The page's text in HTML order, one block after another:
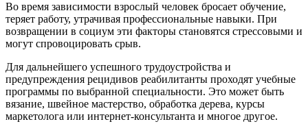
Во время зависимости взрослый человек бросает обучение,
теряет работу, утрачивая профессиональные навыки. При
возвращении в социум эти факторы становятся стрессовыми и
могут спровоцировать срыв.
Для дальнейшего успешного трудоустройства и
предупреждения рецидивов реабилитанты проходят учебные
программы по выбранной специальности. Это может быть
вязание, швейное мастерство, обработка дерева, курсы
маркетолога или интернет-консультанта и многое другое.